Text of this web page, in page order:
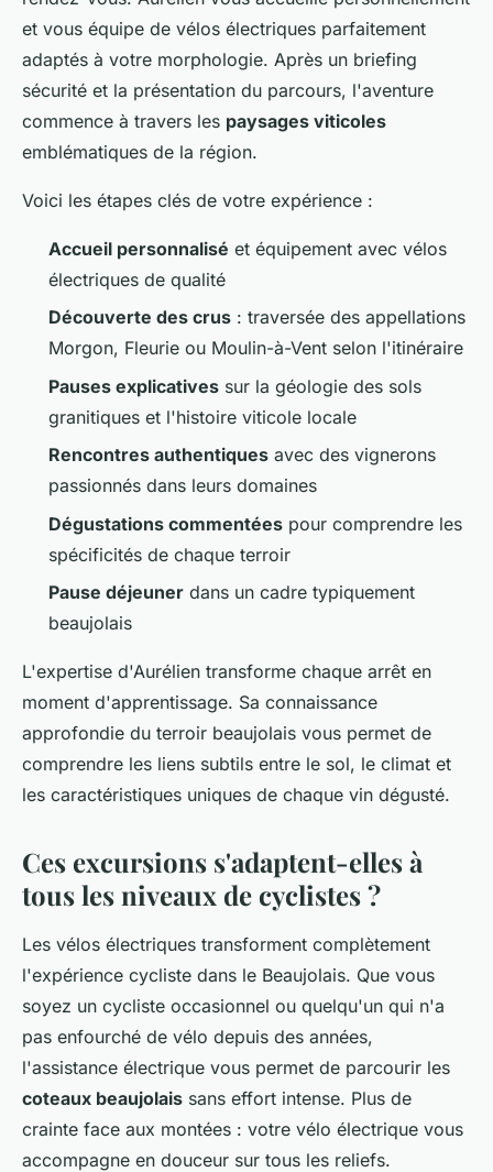
et vous équipe de vélos électriques parfaitement
adaptés à votre morphologie. Après un briefing
sécurité et la présentation du parcours, l'aventure
commence à travers les paysages viticoles
emblématiques de la région.
Voici les étapes clés de votre expérience :
Accueil personnalisé et équipement avec vélos
électriques de qualité
Découverte des crus : traversée des appellations
Morgon, Fleurie ou Moulin-à-Vent selon l'itinéraire
Pauses explicatives sur la géologie des sols
granitiques et l'histoire viticole locale
Rencontres authentiques avec des vignerons
passionnés dans leurs domaines
Dégustations commentées pour comprendre les
spécificités de chaque terroir
Pause déjeuner dans un cadre typiquement
beaujolais
L'expertise d'Aurélien transforme chaque arrêt en
moment d'apprentissage. Sa connaissance
approfondie du terroir beaujolais vous permet de
comprendre les liens subtils entre le sol, le climat et
les caractéristiques uniques de chaque vin dégusté.
Ces excursions s'adaptent-elles à
tous les niveaux de cyclistes ?
Les vélos électriques transforment complètement
l'expérience cycliste dans le Beaujolais. Que vous
soyez un cycliste occasionnel ou quelqu'un qui n'a
pas enfourché de vélo depuis des années,
l'assistance électrique vous permet de parcourir les
coteaux beaujolais sans effort intense. Plus de
crainte face aux montées : votre vélo électrique vous
accompagne en douceur sur tous les reliefs.